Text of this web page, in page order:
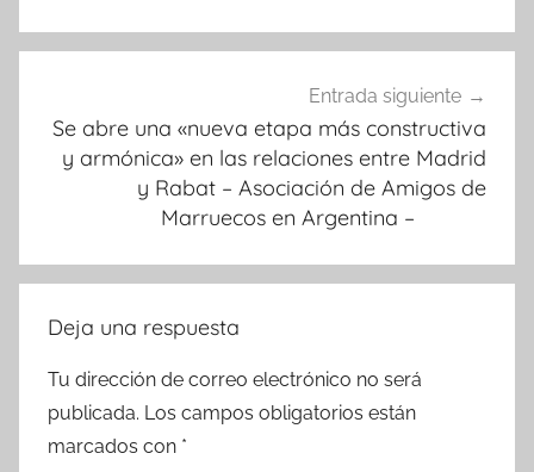
Entrada siguiente
Se abre una «nueva etapa más constructiva
y armónica» en las relaciones entre Madrid
y Rabat – Asociación de Amigos de
Marruecos en Argentina –
Deja una respuesta
Tu dirección de correo electrónico no será
publicada. Los campos obligatorios están
marcados con *